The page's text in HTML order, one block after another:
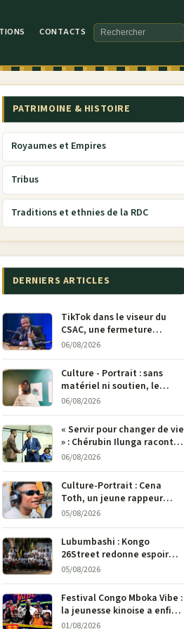
CONTACTS
Rechercher
PATRIMOINE & HISTOIRE
Royaumes et Empires
Tribus
Traditions et ethnies de la RDC
DERNIERS ARTICLES
TikTok dans le viseur du
CSAC, une fermeture
envisagée pour contrer la
06/08/2026
Culture - Portrait : sans
matériel ni soutien, le
dessinateur Justin
son crayon
06/08/2026
« Servir pour changer de vie
» : Chérubin Ilunga raconte
le parcours du député
Tshimbu en 137 pages
06/08/2026
Culture-Portrait : Cena
Toth, un jeune rappeur
déterminé à faire entendre
05/08/2026
Lubumbashi : Kongo
26Street redonne espoir
aux enfants de la rue par
05/08/2026
Festival Congo Mboka Vibe :
la jeunesse kinoise a enfin
sa plateforme de culture
01/08/2026